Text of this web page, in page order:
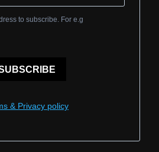
to subscribe. For e.g
& Privacy policy